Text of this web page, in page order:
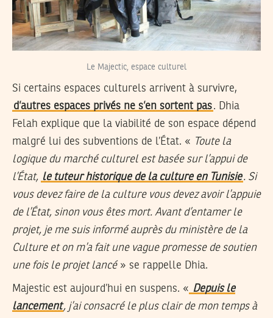
Le Majectic, espace culturel
Si certains espaces culturels arrivent à survivre,
d’autres espaces privés ne s’en sortent pas. Dhia
Felah explique que la viabilité de son espace dépend
malgré lui des subventions de l’État. « Toute la
logique du marché culturel est basée sur l’appui de
l’État, le tuteur historique de la culture en Tunisie. Si
vous devez faire de la culture vous devez avoir l’appuie
de l’État, sinon vous êtes mort. Avant d’entamer le
projet, je me suis informé auprès du ministère de la
Culture et on m’a fait une vague promesse de soutien
une fois le projet lancé» se rappelle Dhia.
Majestic est aujourd’hui en suspens. « Depuis le
lancement, j’ai consacré le plus clair de mon temps à